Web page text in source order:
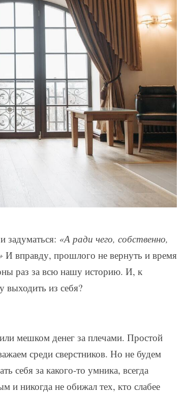
задуматься: «А ради чего, собственно,
И вправду, прошлого не вернуть и время
раз за всю нашу историю. И, к
выходить из себя?
мешком денег за плечами. Простой
среди сверстников. Но не будем
себя за какого-то умника, всегда
и никогда не обижал тех, кто слабее